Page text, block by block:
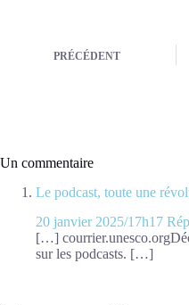
PRÉCÉDENT
Un commentaire
Le podcast, toute une
20 janvier 2025/17h17
[…]
sur les podcasts. […]